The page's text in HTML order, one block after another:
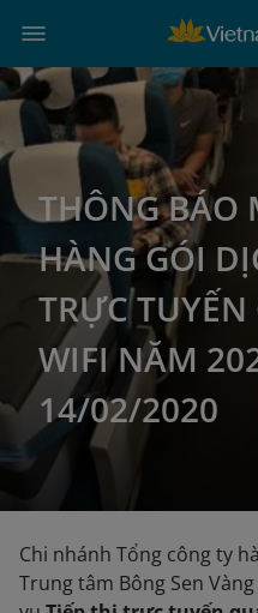
THÔNG BÁO
HÀNG GÓI
TRỰC
WIFI NĂM
14/02/2020
Chi nhánh Tổng công ty
Trung tâm Bông Sen